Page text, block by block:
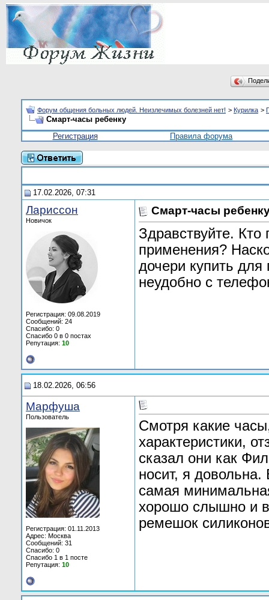
Форум общения больных людей. Неизлечимых болезней нет! > Курилка >
Смарт-часы ребенку
Регистрация
Правила форума
17.02.2026, 07:31
Лариссон
Новичок
Регистрация: 09.08.2019
Сообщений: 24
Спасибо: 0
Спасибо 0 в 0 постах
Репутация: 10
Смарт-часы
Здравствуйте.
применения?
дочери купить для
неудобно с
18.02.2026, 06:56
Марфуша
Пользователь
Регистрация: 01.11.2013
Адрес: Москва
Сообщений: 31
Спасибо: 0
Спасибо 1 в 1 посте
Репутация: 10
Смотря какие
характеристики,
сказал они как
носит, я
самая
хорошо слышно и
ремешок